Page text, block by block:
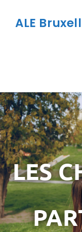
ALE
LES